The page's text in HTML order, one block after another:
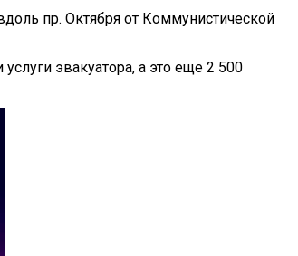
пр. Октября от Коммунистической
эвакуатора, а это еще 2 500